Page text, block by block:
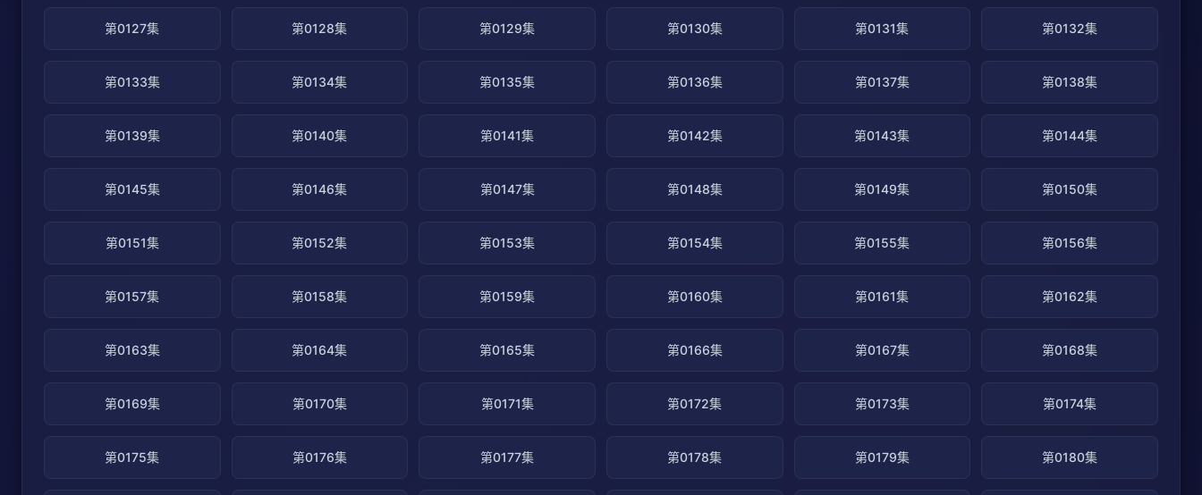
第0127集 第0128集 第0129集 第0130集 第0131集 第0132集
第0133集 第0134集 第0135集 第0136集 第0137集 第0138集
第0139集 第0140集 第0141集 第0142集 第0143集 第0144集
第0145集 第0146集 第0147集 第0148集 第0149集 第0150集
第0151集 第0152集 第0153集 第0154集 第0155集 第0156集
第0157集 第0158集 第0159集 第0160集 第0161集 第0162集
第0163集 第0164集 第0165集 第0166集 第0167集 第0168集
第0169集 第0170集 第0171集 第0172集 第0173集 第0174集
第0175集 第0176集 第0177集 第0178集 第0179集 第0180集